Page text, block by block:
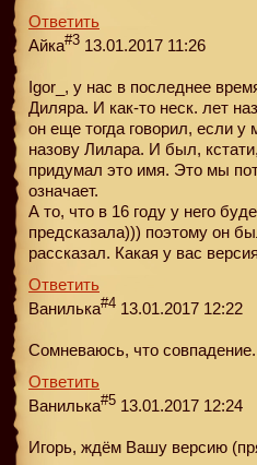
Ответить
Айка#3 13.01.2017 11:26
Igor_, у нас в последнее
Диляра. И как-то неск. лет
он еще тогда говорил, если
назову Лилара. И был,
придумал это имя. Это мы
означает.
А то, что в 16 году у него
предсказала))) поэтому он
рассказал. Какая у вас
Ответить
Ванилька#4 13.01.2017 12:22
Сомневаюсь, что совпадение.
Ответить
Ванилька#5 13.01.2017 12:24
Игорь, ждём Вашу версию